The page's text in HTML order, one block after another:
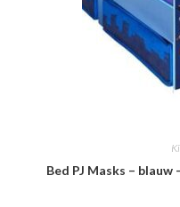
Bed PJ Masks – blauw